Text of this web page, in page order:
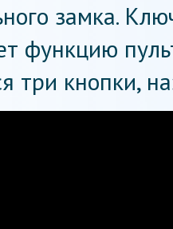
замка.
функцию
три кнопки,